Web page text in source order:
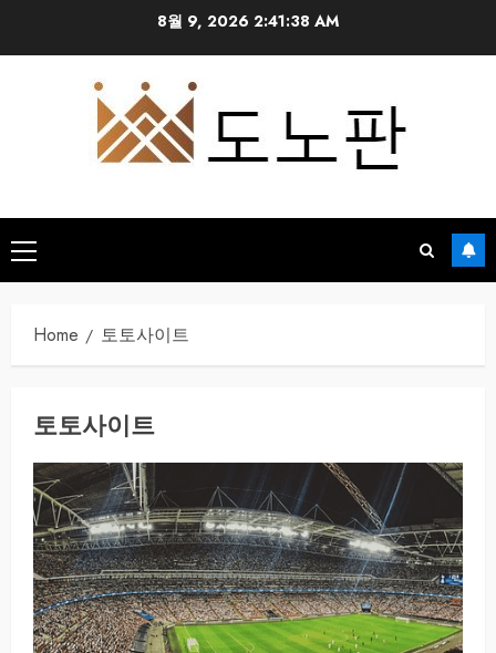
8월 9, 2026 2:41:39 AM
Primary
Menu
Home 토토사이트
토토사이트